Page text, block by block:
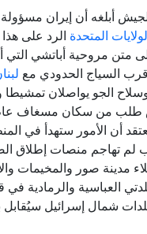
أبلغه أن إيران
المتحدة الرد على
متن مروحية أباتشي التي
السياج الحدودي مع
الجو يواصلان
طلب من سكان مسغاف عام
أن الأمور ستهدأ في
منصات إطلاق
مدينة صور والمخيمات
العباسية والرمادية
شمال إسرائيل سيُقابل